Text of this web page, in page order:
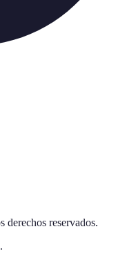
derechos reservados.